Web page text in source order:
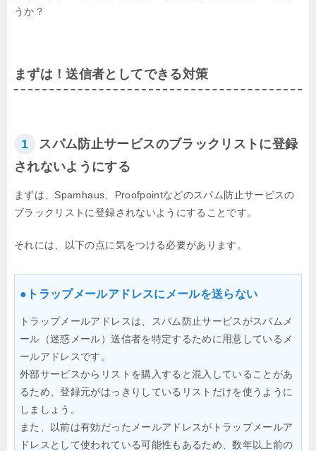
うか？
まずは！送信者としてできる対策
1
スパム防止サービスのブラックリストに登録
されないようにする
まずは、Spamhaus、Proofpointなどのスパム防止サービスの
ブラックリスト に登録されないようにすることです。
それには、以下の点に気をつける必要があります。
●トラップメールアドレスにメールを送らない
トラップメールアドレスは、スパム防止サービスがスパムメ
ール（迷惑メール）送信者を特定するために用意しているメ
ールアドレスです。
外部サービスからリストを購入すると混入していることがあ
るため、登録元がはっきりしているリストだけを使うように
しましょう。
また、以前は有効だったメールアドレスがトラップメールア
ドレスとして使われている可能性もあるため、数年以上前の